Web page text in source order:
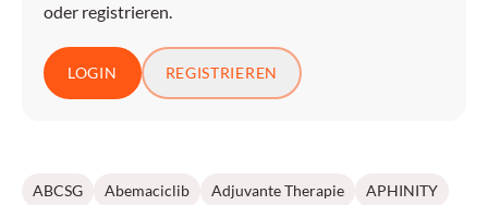
oder registrieren.
LOGIN REGISTRIEREN
ABCSG Abemaciclib Adjuvante Therapie
APHINITY